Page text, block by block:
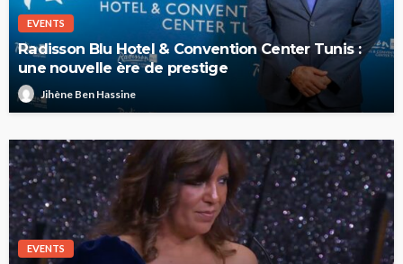
EVENTS
Radisson Blu Hotel & Convention Center Tunis :
une nouvelle ère de prestige
Jihène Ben Hassine
EVENTS